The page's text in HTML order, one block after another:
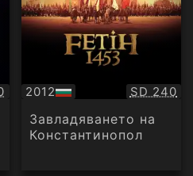
2012
БГ
аудио
SD 240
Завладяването на
Константинопол